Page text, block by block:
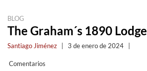
BLOG
The Graham´s 1890 Lodge
Santiago Jiménez 3 de enero de 2024
Comentarios